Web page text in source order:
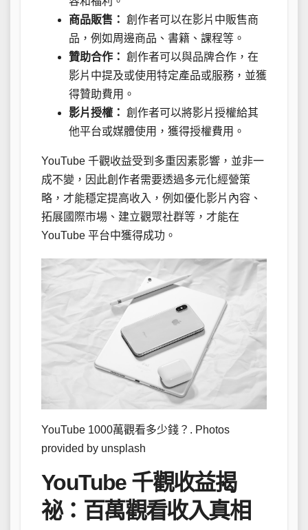
商品販售： 創作者可以在影片中販售商
品，例如周邊商品、書籍、課程等。
贊助合作： 創作者可以與品牌合作，在
影片中提及或使用特定產品或服務，並獲
得贊助費用。
影片授權： 創作者可以將影片授權給其
他平台或媒體使用，獲得授權費用。
YouTube 千觀收益受到多重因素影響，並非一
成不變，因此創作者需要透過多元化經營策
略，才能穩定提高收入，例如優化影片內容、
拓展國際市場、建立觀眾社群等，才能在
YouTube 平台中獲得成功。
YouTube 1000萬觀看多少錢？. Photos
provided by unsplash
YouTube 千觀收益揭
祕：百萬觀看收入真相